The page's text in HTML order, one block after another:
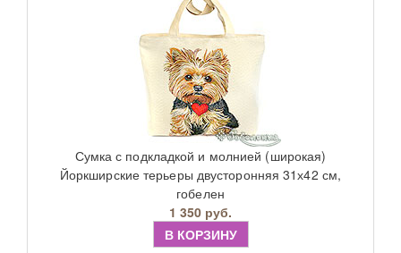
Сумка с подкладкой и молнией (широкая)
Йоркширские терьеры двусторонняя 31х42 см,
гобелен
1 350 руб.
В КОРЗИНУ